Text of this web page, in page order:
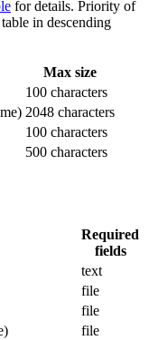
for details. Priority of
in descending
Max size
100 characters
2048 characters
100 characters
500 characters
Required
fields
text
file
file
file